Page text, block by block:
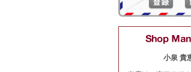
小泉 貴